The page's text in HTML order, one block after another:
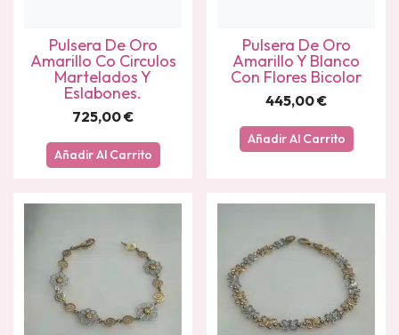
Pulsera De Oro
Amarillo Co Circulos
Martelados Y
Eslabones.
725,00€
Añadir Al Carrito
Pulsera De Oro
Amarillo Y Blanco
Con Flores Bicolor
445,00€
Añadir Al Carrito